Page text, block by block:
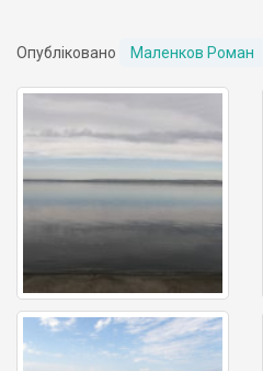
Опубліковано Маленков Роман